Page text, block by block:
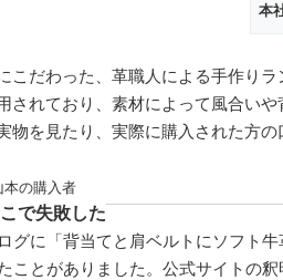
本
こだわった、革職人による手作り
されており、素材によって風合い
物を見たり、実際に購入された方の
本の購入者
で失敗した
グに「背当てと肩ベルトにソフト
ことがありました。公式サイトの